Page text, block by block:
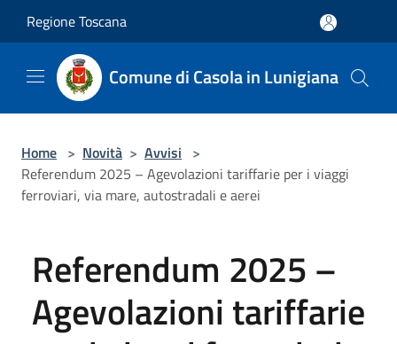
Regione Toscana
Comune di Casola in Lunigiana
Home > Novità > Avvisi >
Referendum 2025 – Agevolazioni tariffarie per i viaggi
ferroviari, via mare, autostradali e aerei
Referendum 2025 –
Agevolazioni tariffarie